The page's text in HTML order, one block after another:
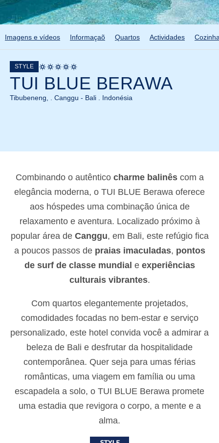
Imagens e vídeos Informaçaõ Quartos Actividades
STYLE
TUI BLUE BERAWA
Tibubeneng, . Canggu - Bali . Indonésia
Combinando o autêntico charme balinêscom a
elegância moderna, o TUI BLUE Berawa oferece
aos hóspedes uma combinação única de
relaxamento e aventura. Localizado próximo à
popular área de Canggu, em Bali, este refúgio fica
a poucos passos de praias imaculadas, pontos
de surf de classe mundial e experiências
culturais vibrantes.
Com quartos elegantemente projetados,
comodidades focadas no bem-estar e serviço
personalizado, este hotel convida você a admirar a
beleza de Bali e desfrutar da hospitalidade
contemporânea. Quer seja para umas férias
românticas, uma viagem em família ou uma
escapadela a solo, o TUI BLUE Berawa promete
uma estadia que revigora o corpo, a mente e a
alma.